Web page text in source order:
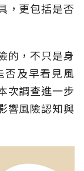
，更包括是否
的，不只是身
及早看見風
次調查進一步
響風險認知與